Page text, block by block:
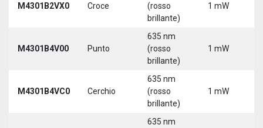
M4301B2VX0 Croce
(rosso
brillante)
1 mW
M4301B4V00 Punto
635 nm
(rosso
brillante)
1 mW
M4301B4VC0 Cerchio
635 nm
(rosso
brillante)
1 mW
635 nm